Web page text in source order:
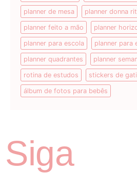
planner de mesa planner donna
planner feito a mão planner
planner para escola planner para
planner quadrantes planner
rotina de estudos stickers de
álbum de fotos para bebês
Siga